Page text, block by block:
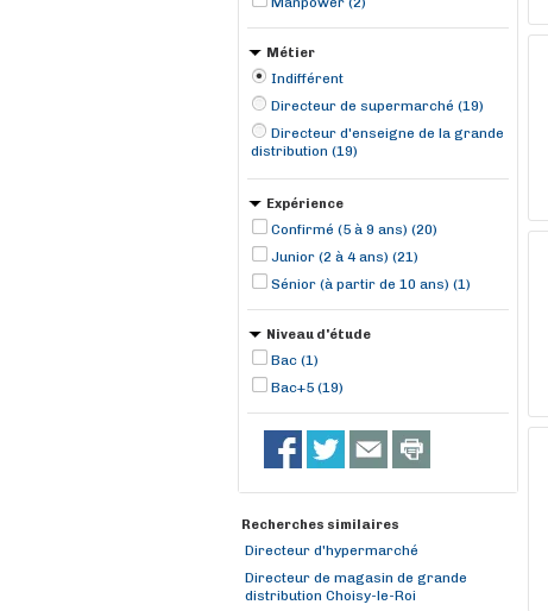
Métier
Indifférent
Directeur de supermarché (19)
Directeur d'enseigne de la grande
distribution (19)
Expérience
Confirmé (5 à 9 ans) (20)
Junior (2 à 4 ans) (21)
Sénior (à partir de 10 ans) (1)
Niveau d'étude
Bac (1)
Bac+5 (19)
Recherches similaires
Directeur d'hypermarché
Directeur de magasin de grande
distribution Choisy-le-Roi